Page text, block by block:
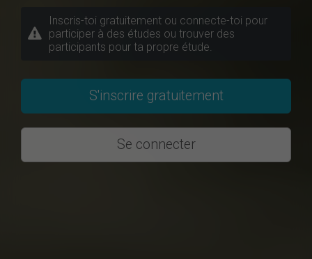
Inscris-toi gratuitement ou connecte-toi pour
participer à des études ou trouver des
participants pour ta propre étude.
S'inscrire gratuitement
Se connecter